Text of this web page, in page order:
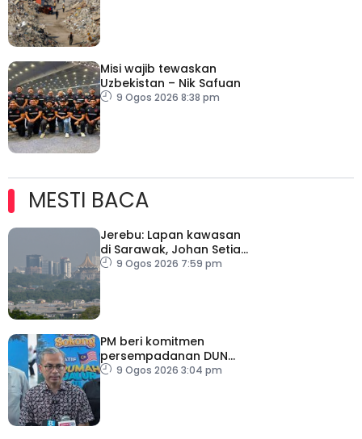
Misi wajib tewaskan
Uzbekistan – Nik Safuan
9 Ogos 2026 8:38 pm
MESTI BACA
Jerebu: Lapan kawasan
di Sarawak, Johan Setia
di Selangor catat IPU
9 Ogos 2026 7:59 pm
PM beri komitmen
persempadanan DUN
Sarawak, minta laporan
9 Ogos 2026 3:04 pm